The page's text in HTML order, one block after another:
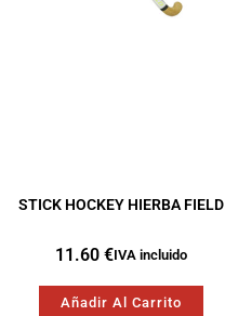
STICK HOCKEY HIERBA FIELD
11.60 €IVA incluido
Añadir Al Carrito